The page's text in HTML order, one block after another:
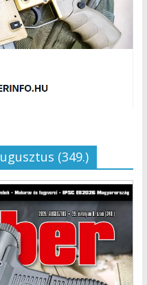
(349.)